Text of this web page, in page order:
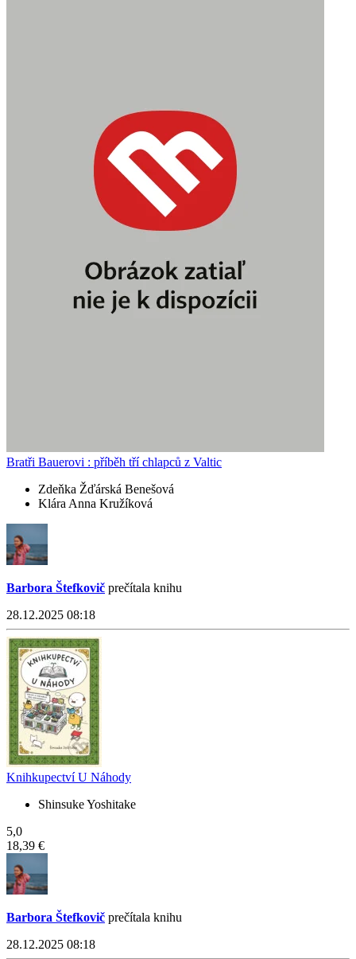
Bratři Bauerovi : příběh tří chlapců z Valtic
Zdeňka Žďárská Benešová
Klára Anna Kružíková
Barbora Štefkovič prečítala knihu
28.12.2025 08:18
Knihkupectví U Náhody
Shinsuke Yoshitake
5,0
18,39 €
Barbora Štefkovič prečítala knihu
28.12.2025 08:18